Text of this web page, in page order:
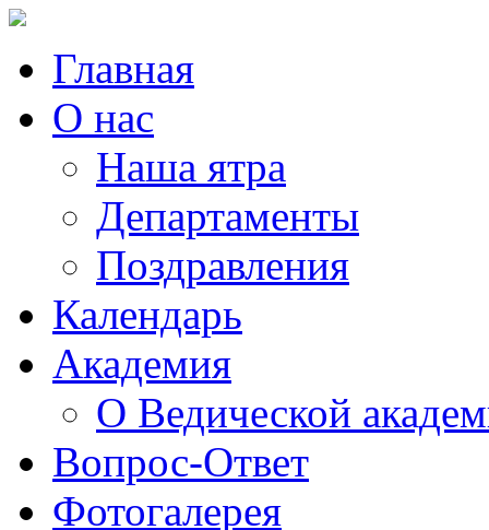
Главная
О нас
Наша ятра
Департаменты
Поздравления
Календарь
Академия
О Ведической
Вопрос-Ответ
Фотогалерея